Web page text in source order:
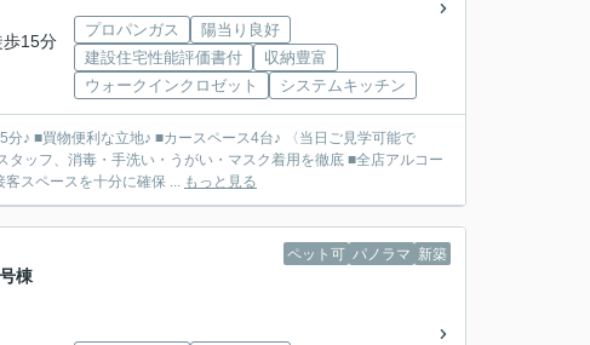
歩15分
プロパンガス
陽当り良好
建設住宅性能評価書付
収納豊富
ウォークインクロゼット
システムキッチン
♪ ■買物便利な立地♪ ■カースペース4台♪ 〈当日ご見学可能で
ッフ、消毒・手洗い・うがい・マスク着用を徹底 ■全店アルコー
スペースを十分に確保 ... もっと見る
ペット可 パノラマ 新築
棟